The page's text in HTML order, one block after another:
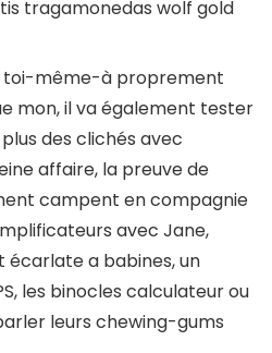
toi-même-à proprement
mon, il va également tester
des clichés avec
affaire, la preuve de
campent en compagnie
avec Jane,
a babines, un
les binocles calculateur ou
leurs chewing-gums